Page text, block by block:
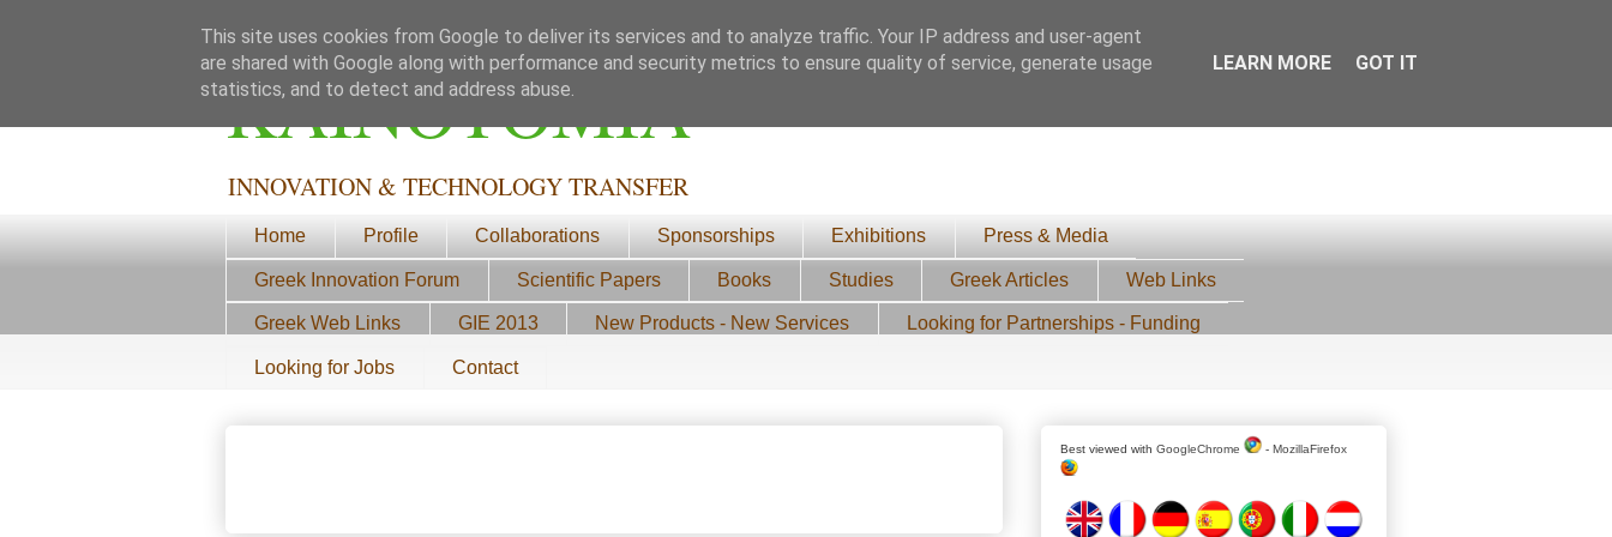
ΚΑΙΝΟΤΟΜΙΑ
INNOVATION & TECHNOLOGY TRANSFER
Home Profile Collaborations Sponsorships Exhibitions Press & Media
Greek Innovation Forum Scientific Papers Books Studies Greek Articles Web Links
Greek Web Links GIE 2013 New Products - New Services Looking for Partnerships - Funding
Looking for Jobs Contact
Best viewed with GoogleChrome - MozillaFirefox
This site uses cookies from Google to deliver its services and to analyze traffic. Your IP address and user-agent
are shared with Google along with performance and security metrics to ensure quality of service, generate usage
statistics, and to detect and address abuse.
LEARN MORE GOT IT